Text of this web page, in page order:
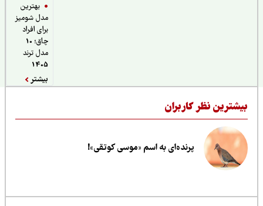
بهترین
مدل شومیز
برای افراد
چاق؛ 10
مدل ترند
نظر کاربران
پرنده‌ای به اسم «موسی کوتقی»!